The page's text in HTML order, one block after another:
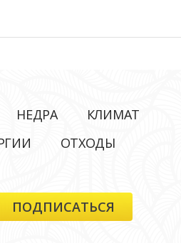
НЕДРА
КЛИМАТ
ОТХОДЫ